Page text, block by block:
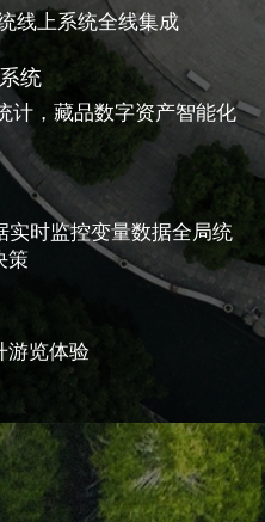
线上系统全线集成
统
计，藏品数字资产智能化
时监控变量数据全局统
策
游览体验